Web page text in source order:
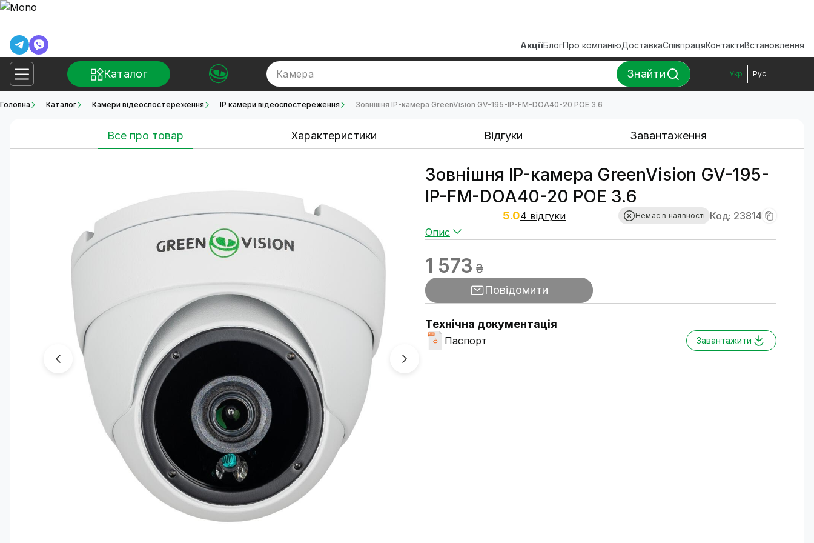
АкціїБлогПро компаніюДоставкаСпівпрацяКонтактиВстановлення
Каталог Камера Знайти Укр Рус
Головна Каталог Камери відеоспостереження IP камери відеоспостереження Зовнішня IP-камера GreenVision GV-195-IP-FM-DOA40-20 POE 3.6
Все про товар Характеристики Відгуки Завантаження
Зовнішня IP-камера GreenVision GV-195-
IP-FM-DOA40-20 POE 3.6
5.04 відгуки Немає в наявності
Код: 23814
Опис
1 573 ₴
Повідомити
Технічна документація
Паспорт Завантажити